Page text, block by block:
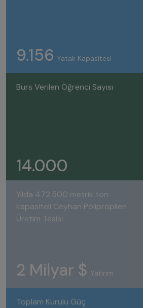
9.156 Yatak Kapasitesi
Burs Verilen Öğrenci Sayısı
14.000
Yılda 472.500 metrik ton
kapasiteli Ceyhan Polipropilen
Üretim Tesisi
2 Milyar $ Yatırım
Toplam Kurulu Güç